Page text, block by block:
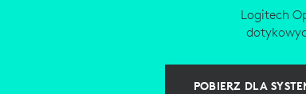
Logitech
POBIERZ DLA